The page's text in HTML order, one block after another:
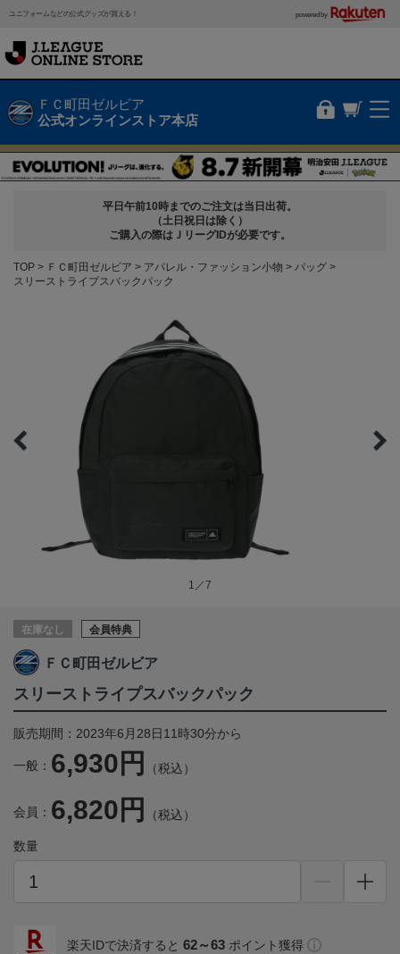
ユニフォームなどの公式グッズが買える！ powered by
ＦＣ町田ゼルビア
公式オンラインストア本店
平日午前10時までのご注文は当日出荷。
（土日祝日は除く）
ご購入の際はＪリーグIDが必要です。
TOP ＦＣ町田ゼルビア アパレル・ファッション小物
バッグ
スリーストライプスバックパック
1／7
在庫なし 会員特典
ＦＣ町田ゼルビア
スリーストライプスバックパック
販売期間：2023年6月28日11時30分から
一般： 6,930円 （税込）
会員： 6,820円 （税込）
数量
楽天IDで決済すると 62～63 ポイント獲得